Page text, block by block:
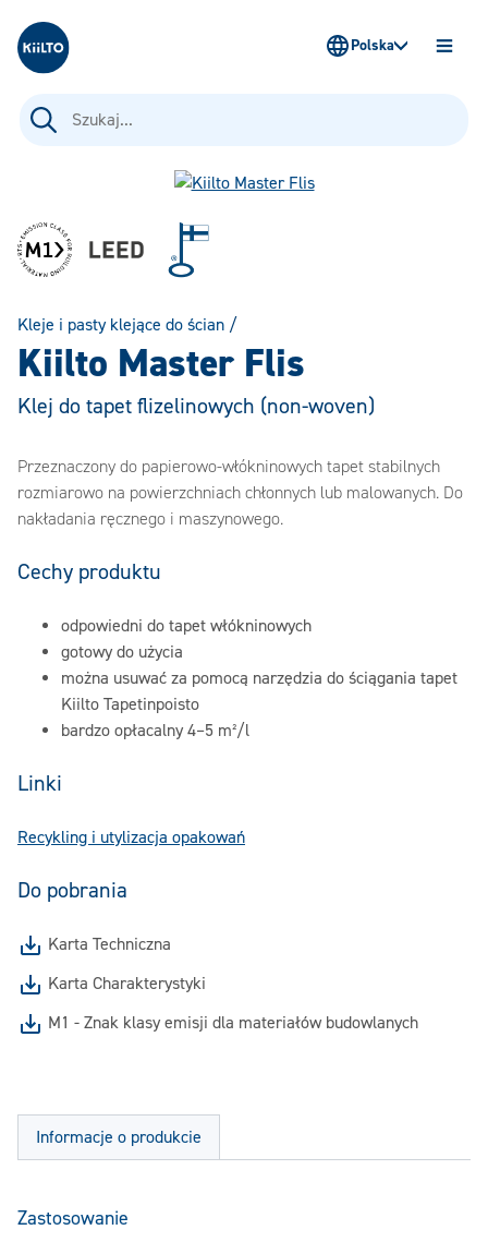
Kiilto Poland
Szukaj:
Polska
Kleje i pasty klejące do ścian /
Kiilto Master Flis
Klej do tapet flizelinowych (non-woven)
Przeznaczony do papierowo-włókninowych tapet stabilnych
rozmiarowo na powierzchniach chłonnych lub malowanych. Do
nakładania ręcznego i maszynowego.
Cechy produktu
odpowiedni do tapet włókninowych
gotowy do użycia
można usuwać za pomocą narzędzia do ściągania tapet
Kiilto Tapetinpoisto
bardzo opłacalny 4–5 m²/l
Linki
Recykling i utylizacja opakowań
Do pobrania
Karta Techniczna
Karta Charakterystyki
M1 - Znak klasy emisji dla materiałów budowlanych
Informacje o produkcie
Zastosowanie